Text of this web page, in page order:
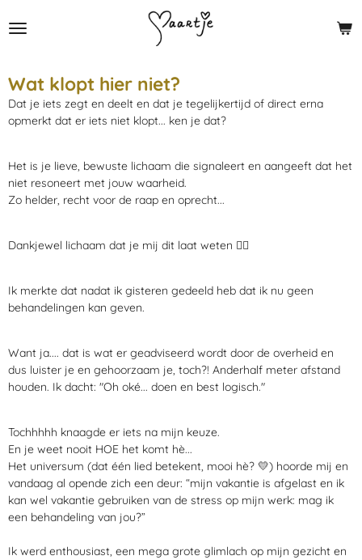
direct
hoofdinhoud
Wat klopt hier niet?
Dat je iets zegt en deelt en dat je tegelijkertijd of direct erna
opmerkt dat er iets niet klopt... ken je dat?
Het is je lieve, bewuste lichaam die signaleert en aangeeft dat het
niet resoneert met jouw waarheid.
Zo helder, recht voor de raap en oprecht...
Dankjewel lichaam dat je mij dit laat weten 👌🏻
Ik merkte dat nadat ik gisteren gedeeld heb dat ik nu geen
behandelingen kan geven.
Want ja.... dat is wat er geadviseerd wordt door de overheid en
dus luister je en gehoorzaam je, toch?! Anderhalf meter afstand
houden. Ik dacht: "Oh oké... doen en best logisch."
Tochhhhh knaagde er iets na mijn keuze.
En je weet nooit HOE het komt hè...
Het universum (dat één lied betekent, mooi hè? 💛) hoorde mij en
vandaag al opende zich een deur: “mijn vakantie is afgelast en ik
kan wel vakantie gebruiken van de stress op mijn werk: mag ik
een behandeling van jou?”
Ik werd enthousiast, een mega grote glimlach op mijn gezicht en